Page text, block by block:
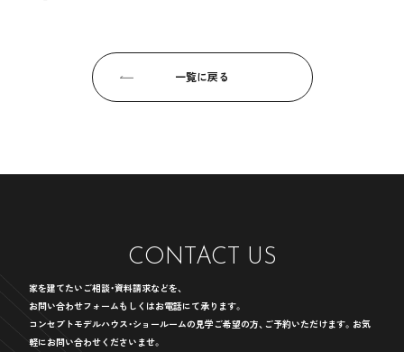
一覧に戻る
CONTACT US
家を建てたいご相談・資料請求などを、
お問い合わせフォームもしくはお電話にて承ります。
コンセプトモデルハウス・ショールームの見学ご希望の方、ご予約いただけます。 お気
軽にお問い合わせくださいませ。